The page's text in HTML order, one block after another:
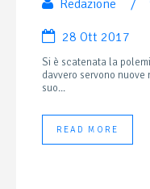
Redazione /
28 Ott 2017
Si è scatenata la
davvero servono nuove
suo...
READ MORE